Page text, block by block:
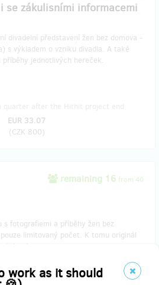
work as it should
se zákulisními informacemi
divadelní představení žen bez domova -
s výkladem o vzniku divadla. A také
jednotlivých hereček.
EUR 33.07
(CZK 800)
remaining 16 from 40
s fotografiemi a příběhy žen bez
limitovaný počet. K tomu originál
Jako doma.
in half a year after the Hithit project